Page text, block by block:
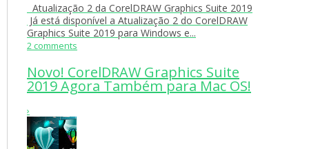
Atualização 2 da CorelDRAW Graphics Suite 2019
Já está disponível a Atualização 2 do CorelDRAW
Graphics Suite 2019 para Windows e...
2 comments
Novo! CorelDRAW Graphics Suite
2019 Agora Também para Mac OS!
›